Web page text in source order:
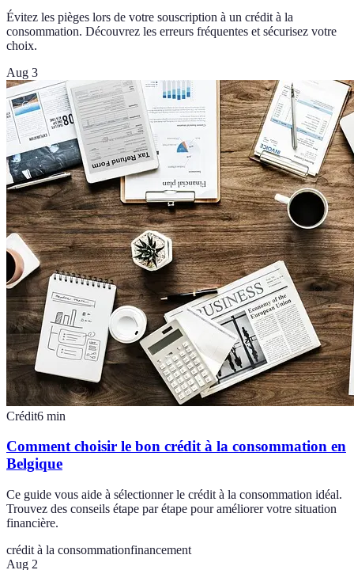
Évitez les pièges lors de votre souscription à un crédit à la
consommation. Découvrez les erreurs fréquentes et sécurisez votre
choix.
Aug 3
Crédit6 min
Comment choisir le bon crédit à la consommation en
Belgique
Ce guide vous aide à sélectionner le crédit à la consommation idéal.
Trouvez des conseils étape par étape pour améliorer votre situation
financière.
crédit à la consommationfinancement
Aug 2